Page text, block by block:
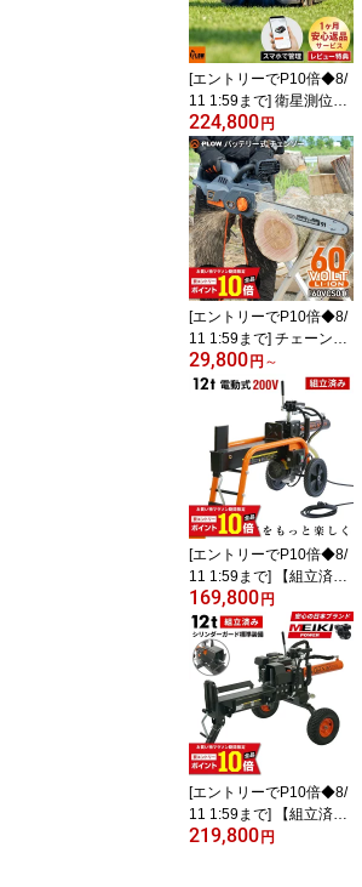
サイド排出 芝刈り機 無
段階変速
[エントリーでP10倍◆8/
11 1:59まで] 衛星測位ロ
ボット芝刈り機 SUNSE
EKER X3 完全ワイヤー
レス 800m2対応 最大25
0坪 AI RTK高精度GPS搭
載 スマート芝刈り機 ス
マホ アプリ対応 高精度
ナビ AI障害物回避 自動
充電式 コードレス 境界
ワイヤー不要 サンシーカ
ー
224,800円
[エントリーでP10倍◆8/
11 1:59まで] チェーンソ
ー 60V プラウ PLOW バ
ッテリー式 18インチ ガ
イドバー45cm【60VCS0
1】充電式 チェーンソー
LEDライト付 誤作動防止
簡単始動 排ガスゼロ パ
ワフル 枝打ち 剪定 薪作
り 60V高出力バッテリー
29,800円 ～
[エントリーでP10倍◆8/
11 1:59まで] 【組立済
み】 プラウ 薪割り機 EL
S12 電動式12トン 油圧
サイクルタイム約10秒
条件付き送料無料 始動確
認済み PLOW（プラウ）
PH-ELS12
169,800円
[エントリーでP10倍◆8/
11 1:59まで] 【組立済
み】 プラウ 薪割り機 メ
219,800円